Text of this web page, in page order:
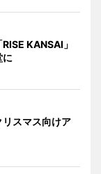
KANSAI」
スマス向けア